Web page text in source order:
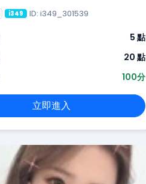
i349 ID: i349_301539
5 點
20 點
100分
立即進入